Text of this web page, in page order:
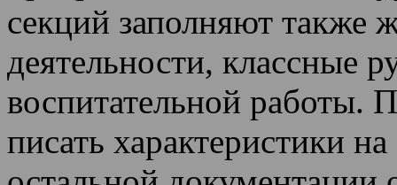
секций заполняют также
деятельности, классные
воспитательной работы.
писать характеристики